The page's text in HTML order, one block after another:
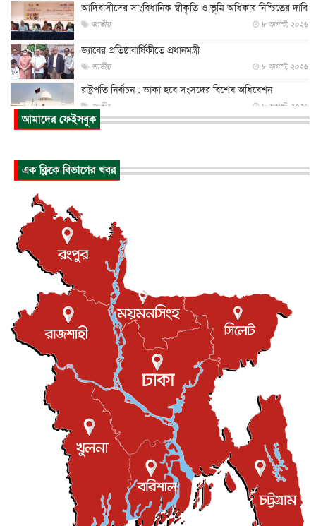
আদিবাসীদের সাংবিধানিক স্বীকৃতি ও ভূমি অধিকার নিশ্চিতের দাবি
জাতীয় ৮ আগস্ট, ২০২৬
ড্যাবের প্রতিষ্ঠাবার্ষিকীতে প্রধানমন্ত্রী
জাতীয় ৮ আগস্ট, ২০২৬
রাষ্ট্রপতি নির্বাচন : ডাকা হবে সংসদের বিশেষ অধিবেশন
জাতীয় ৮ আগস্ট, ২০২৬
প্রধানমন্ত্রীর সঙ্গে সাক্ষাতে খুদে শিল্পী অনুশ্রী রায়ের স্বপ...
পাকিস্তান-তুরস্কের সঙ্গে প্রতিরক্ষা চুক্তি সৌদি আরবকে কতটা ন...
যুক্তরাজ্যে গ্রুমিং কেলেঙ্কারি : পাকিস্তানির অপরাধে অস্বস্তি...
আন্তর্জাতিক
বিরোধ কাটিয়ে কূটনৈতিক সম্পর্ক পুনঃস্থাপন করছে মেক্সিকো ও
আন্তর্জাতিক
এবার ওটিটিতে মুক্তি পেল ‘মালিক’
বিনোদন ৮ আগস্ট, ২০২৬
রিয়ালকে ‘না’ বলা রদ্রির জন্য বার্সার কাছে কত চাইল ম্যানসিটি
খেলাধুলা
শিল্পকলায় চলচ্চিত্র উৎসব, বিনা মূল্যে দেখা যাবে ৬ সিনেমা
বিনোদন ৮ আগস্ট, ২০২৬
ইস্ট লন্ডন মসজিদের জুমার খুতবা : “কুরআন হোক জীবন দেখার
লেন্স...
ইসলাম ও জীবন ৭ আগস্ট, ২০২৬
সিলেটের কন্যা মোহিনী রশিদ এনওয়াইপিডির উচ্চপদস্থ কর্মকর্তা
দেশজুড়ে ৬ আগস্ট, ২০২৬
আমাদের ফেইসবুক
এক ক্লিকে বিভাগের খবর